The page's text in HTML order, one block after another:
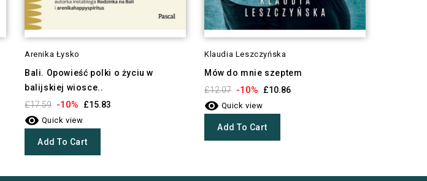
Arenika Łysko
Bali. Opowieść polki o życiu w
balijskiej wiosce..
£17.59 -10% £15.83
 Quick view
Add To Cart
Klaudia Leszczyńska
Mów do mnie szeptem
£12.07 -10% £10.86
 Quick view
Add To Cart